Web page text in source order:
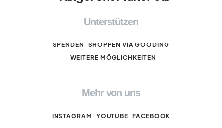
Unterstützen
SPENDEN
SHOPPEN VIA GOODING
WEITERE MÖGLICHKEITEN
Mehr von uns
INSTAGRAM YOUTUBE FACEBOOK